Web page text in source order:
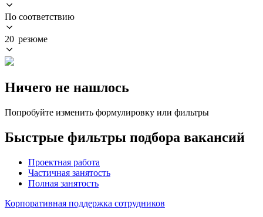
По соответствию
20 резюме
Ничего не нашлось
Попробуйте изменить формулировку или фильтры
Быстрые фильтры подбора вакансий
Проектная работа
Частичная занятость
Полная занятость
Корпоративная поддержка сотрудников